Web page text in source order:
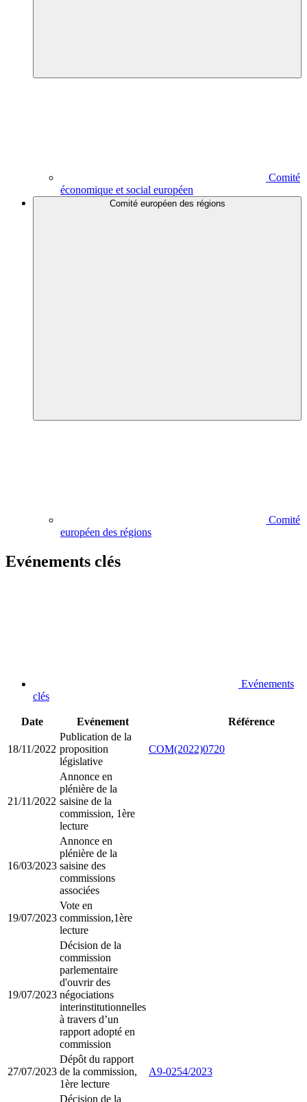
Comité
économique et social européen
Comité européen des régions
Comité
européen des régions
Evénements clés
Evénements
clés
Date Evénement Référence
18/11/2022
Publication de la
proposition
législative
COM(2022)0720
21/11/2022
Annonce en
plénière de la
saisine de la
commission, 1ère
lecture
16/03/2023
Annonce en
plénière de la
saisine des
commissions
associées
19/07/2023
Vote en
commission,1ère
lecture
19/07/2023
Décision de la
commission
parlementaire
d'ouvrir des
négociations
interinstitutionnelles
à travers d’un
rapport adopté en
commission
27/07/2023
Dépôt du rapport
de la commission,
1ère lecture
A9-0254/2023
Décision de la